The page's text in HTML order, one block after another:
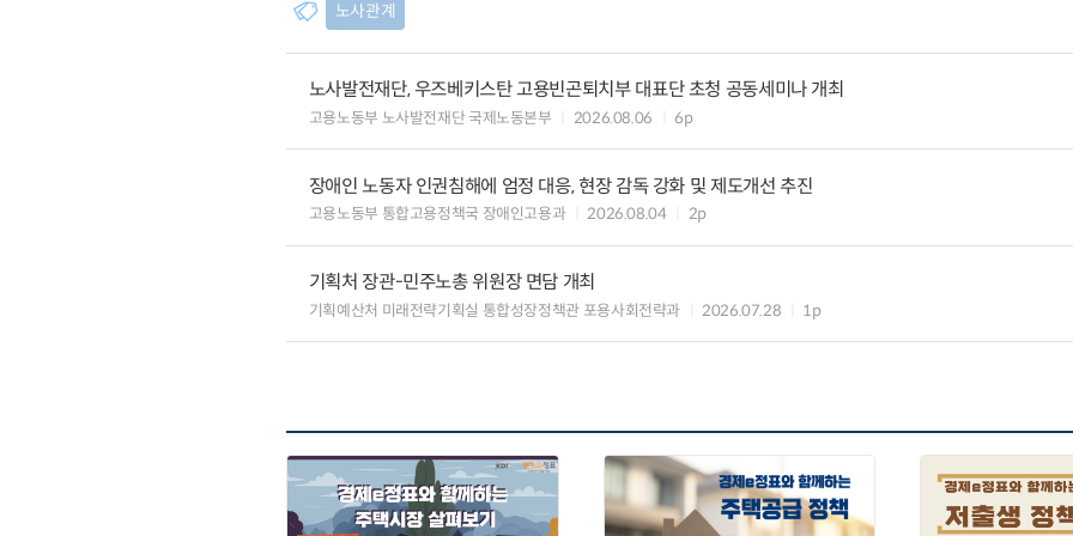
노사관계
노사발전재단, 우즈베키스탄 고용빈곤퇴치부 대표단 초청 공동세미나 개최
고용노동부 노사발전재단 국제노동본부 2026.08.06 6p
장애인 노동자 인권침해에 엄정 대응, 현장 감독 강화 및 제도개선 추진
고용노동부 통합고용정책국 장애인고용과 2026.08.04 2p
기획처 장관-민주노총 위원장 면담 개최
기획예산처 미래전략기획실 통합성장정책관 포용사회전략과 2026.07.28 1p